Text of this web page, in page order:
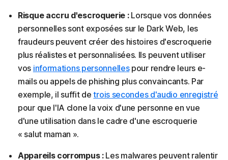
Risque accru d'escroquerie : Lorsque vos données
personnelles sont exposées sur le Dark Web, les
fraudeurs peuvent créer des histoires d'escroquerie
plus réalistes et personnalisées. Ils peuvent utiliser
vos informations personnellespour rendre leurs e-
mails ou appels de phishing plus convaincants. Par
exemple, il suffit detrois secondes d'audio enregistré
pour que l'IA clone la voix d'une personne en vue
d'une utilisation dans le cadre d'une escroquerie
« salut maman ».
Appareils corrompus :Les malwares peuvent ralentir